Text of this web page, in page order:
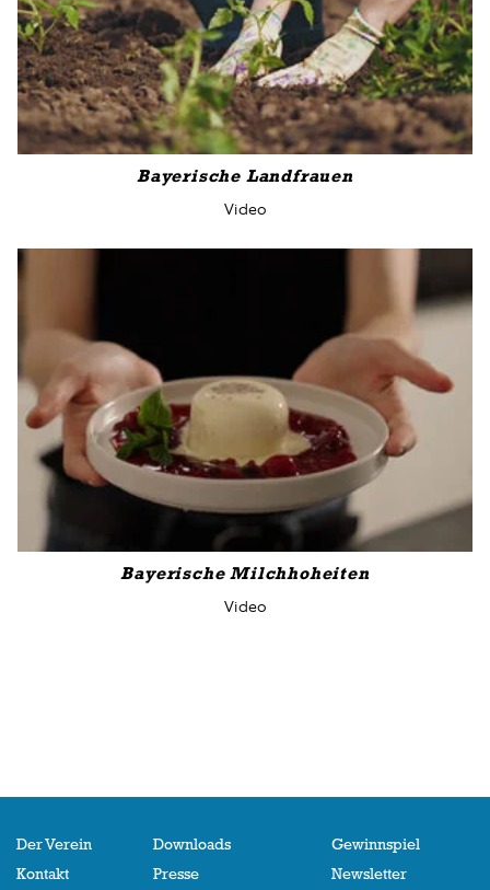
Bayerische Landfrauen
Video
Bayerische Milchhoheiten
Video
Der Verein
Kontakt
Downloads
Presse
Gewinnspiel
Newsletter